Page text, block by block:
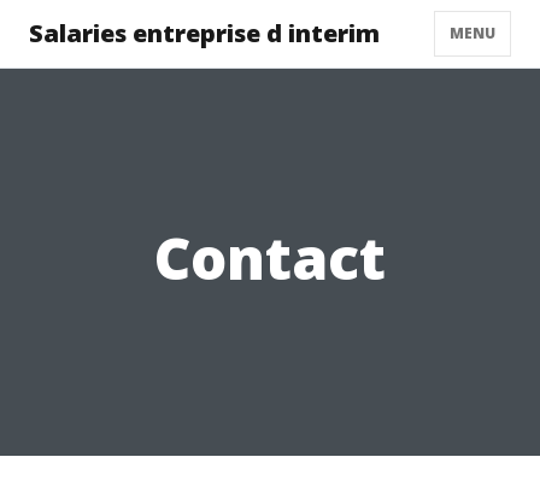
Salaries entreprise d interim MENU
Contact